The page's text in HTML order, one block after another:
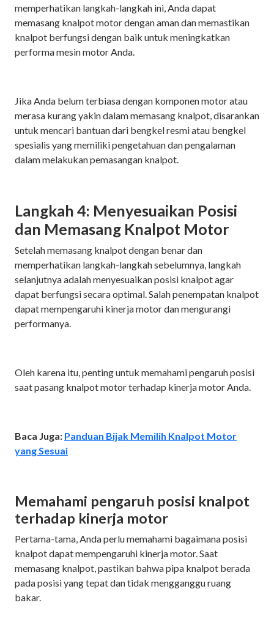
memperhatikan langkah-langkah ini, Anda dapat
memasang knalpot motor dengan aman dan memastikan
knalpot berfungsi dengan baik untuk meningkatkan
performa mesin motor Anda.
Jika Anda belum terbiasa dengan komponen motor atau
merasa kurang yakin dalam memasang knalpot, disarankan
untuk mencari bantuan dari bengkel resmi atau bengkel
spesialis yang memiliki pengetahuan dan pengalaman
dalam melakukan pemasangan knalpot.
Langkah 4: Menyesuaikan Posisi
dan Memasang Knalpot Motor
Setelah memasang knalpot dengan benar dan
memperhatikan langkah-langkah sebelumnya, langkah
selanjutnya adalah menyesuaikan posisi knalpot agar
dapat berfungsi secara optimal. Salah penempatan knalpot
dapat mempengaruhi kinerja motor dan mengurangi
performanya.
Oleh karena itu, penting untuk memahami pengaruh posisi
saat pasang knalpot motor terhadap kinerja motor Anda.
Baca Juga: Panduan Bijak Memilih Knalpot Motor
yang Sesuai
Memahami pengaruh posisi knalpot
terhadap kinerja motor
Pertama-tama, Anda perlu memahami bagaimana posisi
knalpot dapat mempengaruhi kinerja motor. Saat
memasang knalpot, pastikan bahwa pipa knalpot berada
pada posisi yang tepat dan tidak mengganggu ruang
bakar.